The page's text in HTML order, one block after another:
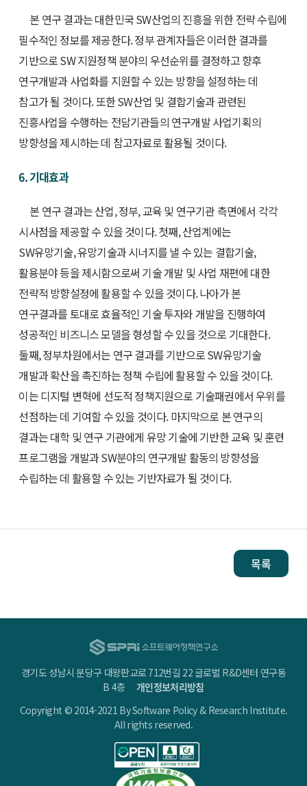
본 연구 결과는 대한민국 SW산업의 진흥을 위한 전략 수립에
필수적인 정보를 제공한다. 정부 관계자들은 이러한 결과를
기반으로 SW 지원정책 분야의 우선순위를 결정하고 향후
연구개발과 사업화를 지원할 수 있는 방향을 설정하는 데
참고가 될 것이다. 또한 SW산업 및 결합기술과 관련된
진흥사업을 수행하는 전담기관들의 연구개발 사업기획의
방향성을 제시하는 데 참고자료로 활용될 것이다.
6. 기대효과
본 연구 결과는 산업, 정부, 교육 및 연구기관 측면에서 각각
시사점을 제공할 수 있을 것이다. 첫째, 산업계에는
SW유망기술, 유망기술과 시너지를 낼 수 있는 결합기술,
활용분야 등을 제시함으로써 기술 개발 및 사업 재편에 대한
전략적 방향설정에 활용할 수 있을 것이다. 나아가 본
연구결과를 토대로 효율적인 기술 투자와 개발을 진행하여
성공적인 비즈니스 모델을 형성할 수 있을 것으로 기대한다.
둘째, 정부차원에서는 연구 결과를 기반으로 SW유망기술
개발과 확산을 촉진하는 정책 수립에 활용할 수 있을 것이다.
이는 디지털 변혁에 선도적 정책지원으로 기술패권에서 우위를
선점하는 데 기여할 수 있을 것이다. 마지막으로 본 연구의
결과는 대학 및 연구 기관에게 유망 기술에 기반한 교육 및 훈련
프로그램을 개발과 SW분야의 연구개발 활동의 방향성을
수립하는 데 활용할 수 있는 기반자료가 될 것이다.
목록
경기도 성남시 분당구 대왕판교로 712번길 22 글로벌 R&D센터 연구동
B 4층개인정보처리방침
Copyright © 2014-2021 By Software Policy & Research Institute.
All rights reserved.